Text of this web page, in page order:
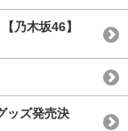
乃木坂46】
ッズ発売決